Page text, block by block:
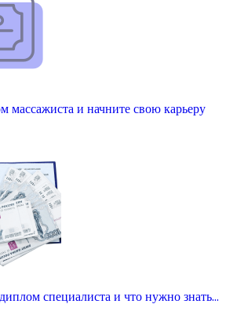
массажиста и начните свою карьеру
специалиста и что нужно знать…